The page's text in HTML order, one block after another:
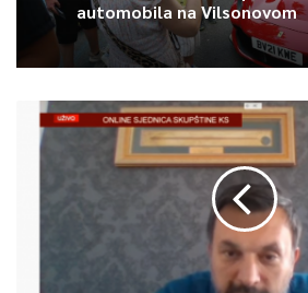
“Politički lideri u Afganistanu nisu se
vlastitog naroda i pregovarati za
rekao je Biden.
Smatra i kako u sredini u kojoj
ne pokazuju volju da se bore za vlastitu
niti trebaju boriti ni američki vojnici.
0
automobila na Vilsonovom